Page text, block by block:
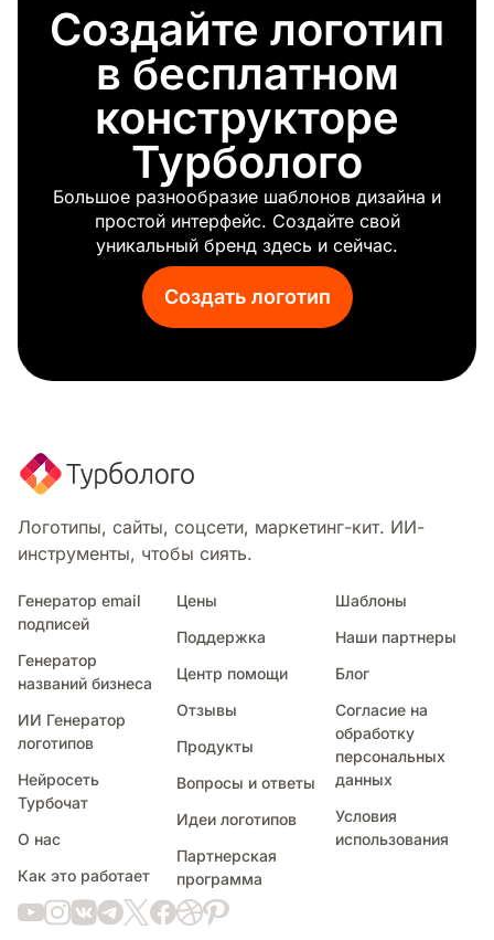
Плоский
Псих
Компас
Грустный
Кнопка
Классический
Справедливость
Мозаика
Карандаш
Значок
Движение
Городской
Электрические
Малыш
Стекло
Награда
Щит
Орнаментальный
Радуга
Племенной
Создайте логотип
в бесплатном
конструкторе
Турболого
Большое разнообразие шаблонов дизайна и
простой интерфейс. Создайте свой
уникальный бренд здесь и сейчас.
Создать логотип
Логотипы, сайты, соцсети, маркетинг-кит. ИИ-
инструменты, чтобы сиять.
Генератор email
подписей
Генератор
названий бизнеса
ИИ Генератор
логотипов
Нейросеть
Турбочат
О нас
Как это работает
Цены
Поддержка
Центр помощи
Отзывы
Продукты
Вопросы и ответы
Идеи логотипов
Партнерская
программа
Шаблоны
Наши партнеры
Блог
Согласие на
обработку
персональных
данных
Условия
использования